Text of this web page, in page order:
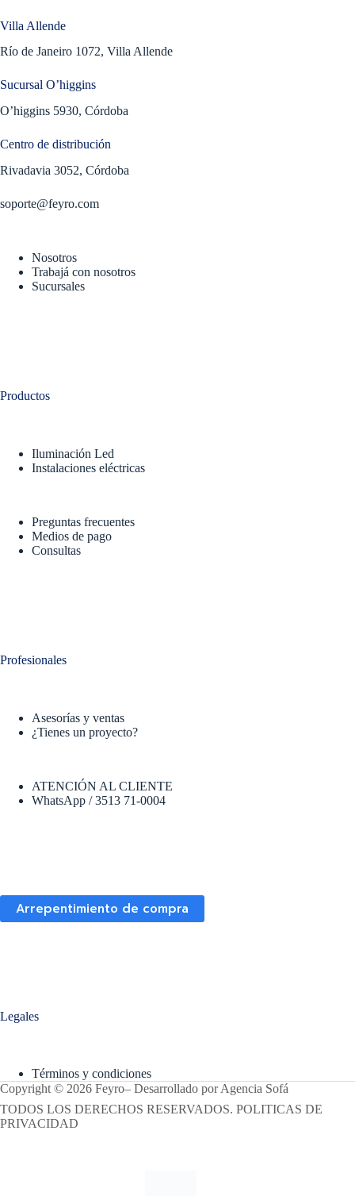
Villa Allende
Río de Janeiro 1072, Villa Allende
Sucursal O’higgins
O’higgins 5930, Córdoba
Centro de distribución
Rivadavia 3052, Córdoba
soporte@feyro.com
Nosotros
Trabajá con nosotros
Sucursales
Productos
Iluminación Led
Instalaciones eléctricas
Preguntas frecuentes
Medios de pago
Consultas
Profesionales
Asesorías y ventas
¿Tienes un proyecto?
ATENCIÓN AL CLIENTE
WhatsApp / 3513 71-0004
Arrepentimiento de compra
Legales
Términos y condiciones
Copyright © 2026 Feyro– Desarrollado porAgencia Sofá
TODOS LOS DERECHOS RESERVADOS. POLITICAS DE
PRIVACIDAD